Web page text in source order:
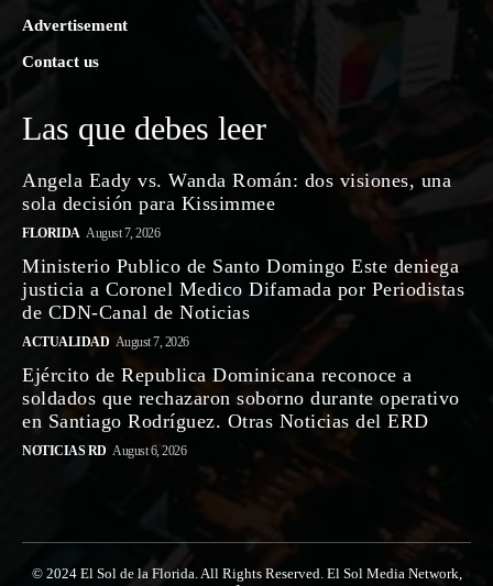
Advertisement
Contact us
Las que debes leer
Angela Eady vs. Wanda Román: dos visiones, una
sola decisión para Kissimmee
FLORIDA August 7, 2026
Ministerio Publico de Santo Domingo Este deniega
justicia a Coronel Medico Difamada por Periodistas
de CDN-Canal de Noticias
ACTUALIDAD August 7, 2026
Ejército de Republica Dominicana reconoce a
soldados que rechazaron soborno durante operativo
en Santiago Rodríguez. Otras Noticias del ERD
NOTICIAS RD August 6, 2026
© 2024 El Sol de la Florida. All Rights Reserved. El Sol Media Network,